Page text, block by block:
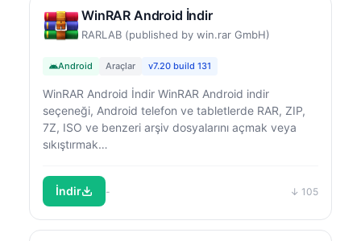
WinRAR Android İndir
RARLAB (published by win.rar GmbH)
Android Araçlar v7.20 build 131
WinRAR Android İndir WinRAR Android indir
seçeneği, Android telefon ve tabletlerde RAR, ZIP,
7Z, ISO ve benzeri arşiv dosyalarını açmak veya
sıkıştırmak…
İndir - ↓ 105